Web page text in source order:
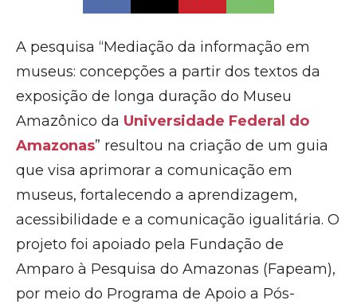
A pesquisa “Mediação da informação em
museus: concepções a partir dos textos da
exposição de longa duração do Museu
Amazônico da Universidade Federal do
Amazonas” resultou na criação de um guia
que visa aprimorar a comunicação em
museus, fortalecendo a aprendizagem,
acessibilidade e a comunicação igualitária. O
projeto foi apoiado pela Fundação de
Amparo à Pesquisa do Amazonas (Fapeam),
por meio do Programa de Apoio a Pós-